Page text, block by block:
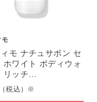
モ
モ ナチュサボン セ
ホワイト ボディウォ
リッチ…
（税込）※